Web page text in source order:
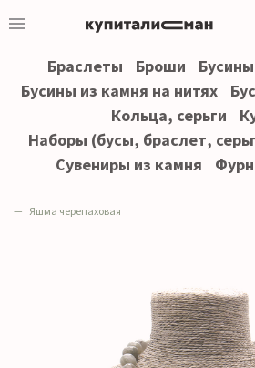
Браслеты Броши
Бусины из камня на нитях
Кольца, серьги
Наборы (бусы, браслет,
Сувениры из камня
Яшма черепаховая